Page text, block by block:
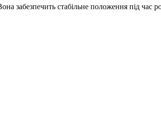
забезпечить стабільне положення під час